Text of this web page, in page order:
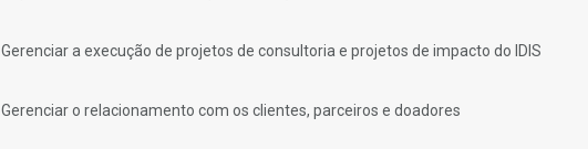
Gerenciar a execução de projetos de consultoria e projetos de impacto do IDIS
Gerenciar o relacionamento com os clientes, parceiros e doadores